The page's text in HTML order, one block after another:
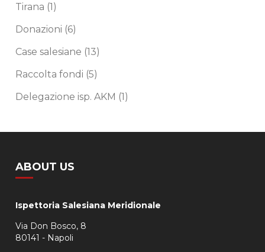
Tirana (1)
Donazioni (6)
Case salesiane (13)
Raccolta fondi (5)
Delegazione isp. AKM (1)
ABOUT US
Ispettoria Salesiana Meridionale
Via Don Bosco, 8
80141 - Napoli